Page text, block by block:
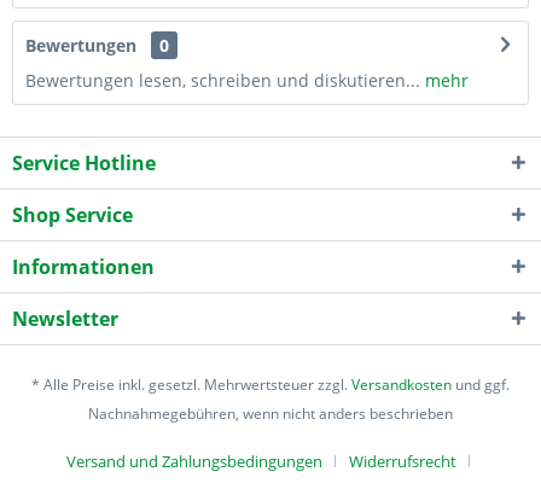
Bewertungen
0
Bewertungen lesen, schreiben und diskutieren... mehr
Service Hotline
Shop Service
Informationen
Newsletter
* Alle Preise inkl. gesetzl. Mehrwertsteuer zzgl.Versandkosten und ggf.
Nachnahmegebühren, wenn nicht anders beschrieben
Versand und Zahlungsbedingungen Widerrufsrecht